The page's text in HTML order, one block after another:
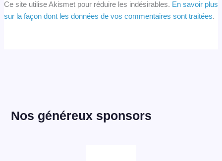
Ce site utilise Akismet pour réduire les indésirables. En savoir plus
sur la façon dont les données de vos commentaires sont traitées.
Nos généreux sponsors